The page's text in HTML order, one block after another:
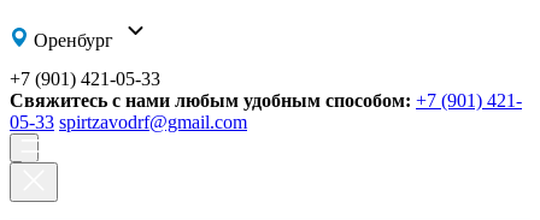
Оренбург
+7 (901) 421-05-33
Свяжитесь с нами любым удобным способом: +7 (901) 421-
05-33 spirtzavodrf@gmail.com